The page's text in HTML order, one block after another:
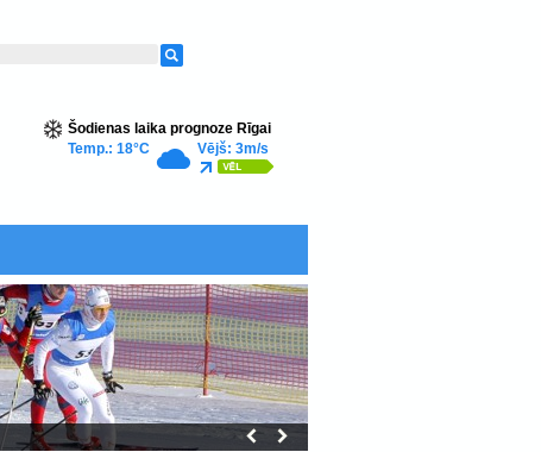
Šodienas laika prognoze Rīgai
Temp.: 18°C
Vējš: 3m/s